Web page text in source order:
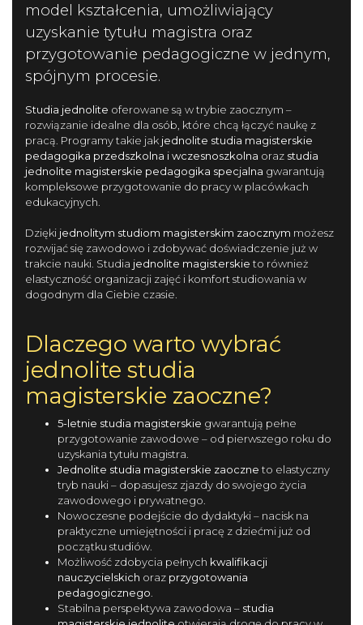
model kształcenia, umożliwiający
uzyskanie tytułu magistra oraz
przygotowanie pedagogiczne w jednym,
spójnym procesie.
Studia jednolite oferowane są w trybie zaocznym –
rozwiązanie idealne dla osób, które chcą łączyć naukę z
pracą. Programy takie jak jednolite studia magisterskie
pedagogika przedszkolna i wczesnoszkolna oraz studia
jednolite magisterskie pedagogika specjalna gwarantują
kompleksowe przygotowanie do pracy w placówkach
edukacyjnych.
Dzięki jednolitym studiom magisterskim zaocznym możesz
rozwijać się zawodowo i zdobywać doświadczenie już w
trakcie nauki. Studia jednolite magisterskie to również
elastyczność organizacji zajęć i komfort studiowania w
dogodnym dla Ciebie czasie.
Dlaczego warto wybrać
jednolite studia
magisterskie zaoczne?
5-letnie studia magisterskie gwarantują pełne
przygotowanie zawodowe – od pierwszego roku do
uzyskania tytułu magistra.
Jednolite studia magisterskie zaoczne to elastyczny
tryb nauki – dopasujesz zjazdy do swojego życia
zawodowego i prywatnego.
Nowoczesne podejście do dydaktyki – nacisk na
praktyczne umiejętności i pracę z dziećmi już od
początku studiów.
Możliwość zdobycia pełnych kwalifikacji
nauczycielskich oraz przygotowania
pedagogicznego
Stabilna perspektywa zawodowa – studia